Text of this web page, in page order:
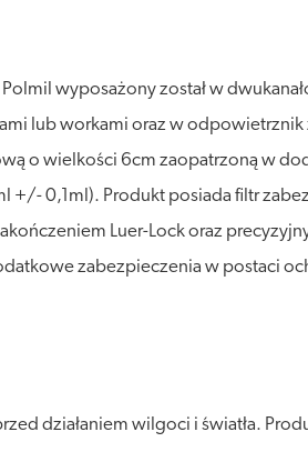
wyposażony został w
lub workami oraz w odpowietrznik
o wielkości 6cm zaopatrzoną w
0,1ml). Produkt posiada filtr
Luer-Lock oraz
zabezpieczenia w postaci
działaniem wilgoci i światła.